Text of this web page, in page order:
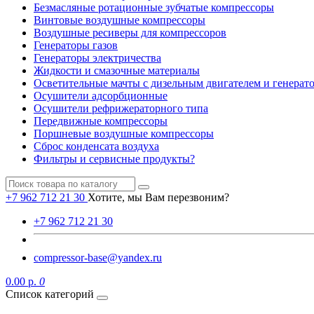
Безмасляные ротационные зубчатые компрессоры
Винтовые воздушные компрессоры
Воздушные ресиверы для компрессоров
Генераторы газов
Генераторы электричества
Жидкости и смазочные материалы
Осветительные мачты с дизельным двигателем и
Осушители адсорбционные
Осушители рефрижераторного типа
Передвижные компрессоры
Поршневые воздушные компрессоры
Сброс конденсата воздуха
Фильтры и сервисные продукты?
+7 962 712 21 30 Хотите, мы Вам перезвоним?
+7 962 712 21 30
compressor-base@yandex.ru
0.00 р. 0
Список категорий